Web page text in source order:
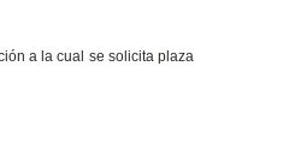
a la cual se solicita plaza